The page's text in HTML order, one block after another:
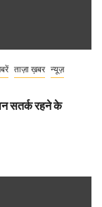
ताज़ा ख़बर न्यूज़
सतर्क रहने के